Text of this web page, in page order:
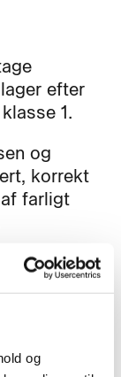
og
efter
1.
og
korrekt
farligt